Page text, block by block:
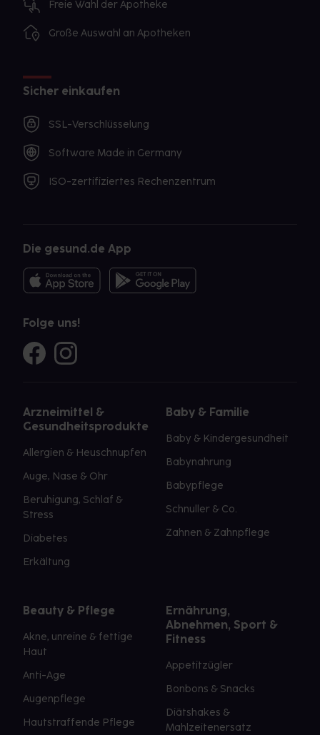
Freie Wahl der Apotheke
Große Auswahl an Apotheken
Sicher einkaufen
SSL-Verschlüsselung
Software Made in Germany
ISO-zertifiziertes Rechenzentrum
Die gesund.de App
Folge uns!
Arzneimittel &
Gesundheitsprodukte
Allergien & Heuschnupfen
Auge, Nase & Ohr
Beruhigung, Schlaf &
Stress
Diabetes
Erkältung
Baby & Familie
Baby & Kindergesundheit
Babynahrung
Babypflege
Schnuller & Co.
Zahnen & Zahnpflege
Beauty & Pflege
Akne, unreine & fettige
Haut
Anti-Age
Augenpflege
Hautstraffende Pflege
Ernährung,
Abnehmen, Sport &
Fitness
Appetitzügler
Bonbons & Snacks
Diätshakes &
Mahlzeitenersatz